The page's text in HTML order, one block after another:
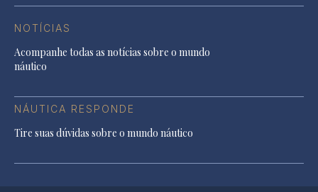
NOTÍCIAS
Acompanhe todas as notícias sobre o mundo
náutico
NÁUTICA RESPONDE
Tire suas dúvidas sobre o mundo náutico